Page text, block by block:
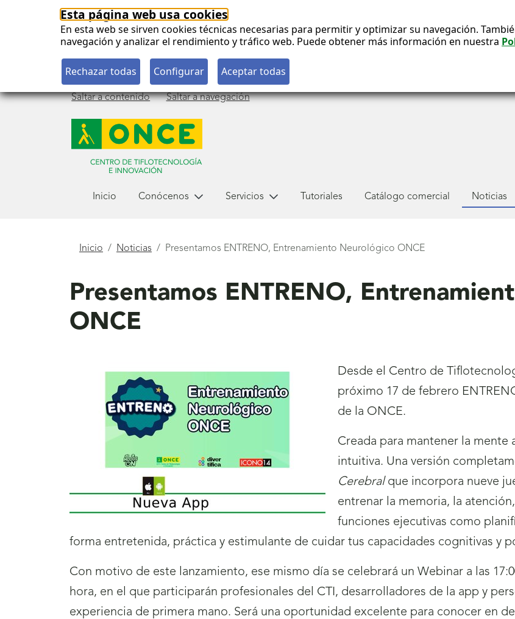
Esta página web usa cookies
En esta web se sirven cookies técnicas necesarias para permitir y optimizar su navegación.
navegación y analizar el rendimiento y tráfico web. Puede obtener más información en nuestra
Saltar a contenido Saltar a navegación
Inicio Conócenos Servicios Tutoriales Catálogo comercial Noticias
Está
Inicio Noticias Presentamos ENTRENO, Entrenamiento Neurológico ONCE
Presentamos ENTRENO,
ONCE
Desde el Centro de
próximo 17 de febrero
de la ONCE.
Creada para mantener la mente
intuitiva. Una versión
Cerebralque incorpora nueve
entrenar la memoria, la
funciones ejecutivas como
forma entretenida, práctica y estimulante de cuidar tus capacidades cognitivas y
Con motivo de este lanzamiento, ese mismo día se celebrará un Webinar a las
hora, en el que participarán profesionales del CTI, desarrolladores de la app y
experiencia de primera mano. Será una oportunidad excelente para conocer en